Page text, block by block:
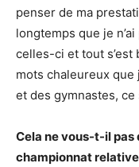
penser de ma
longtemps que je
celles-ci et tout s’est
mots chaleureux que
et des gymnastes,
Cela ne vous-t-il pas
championnat